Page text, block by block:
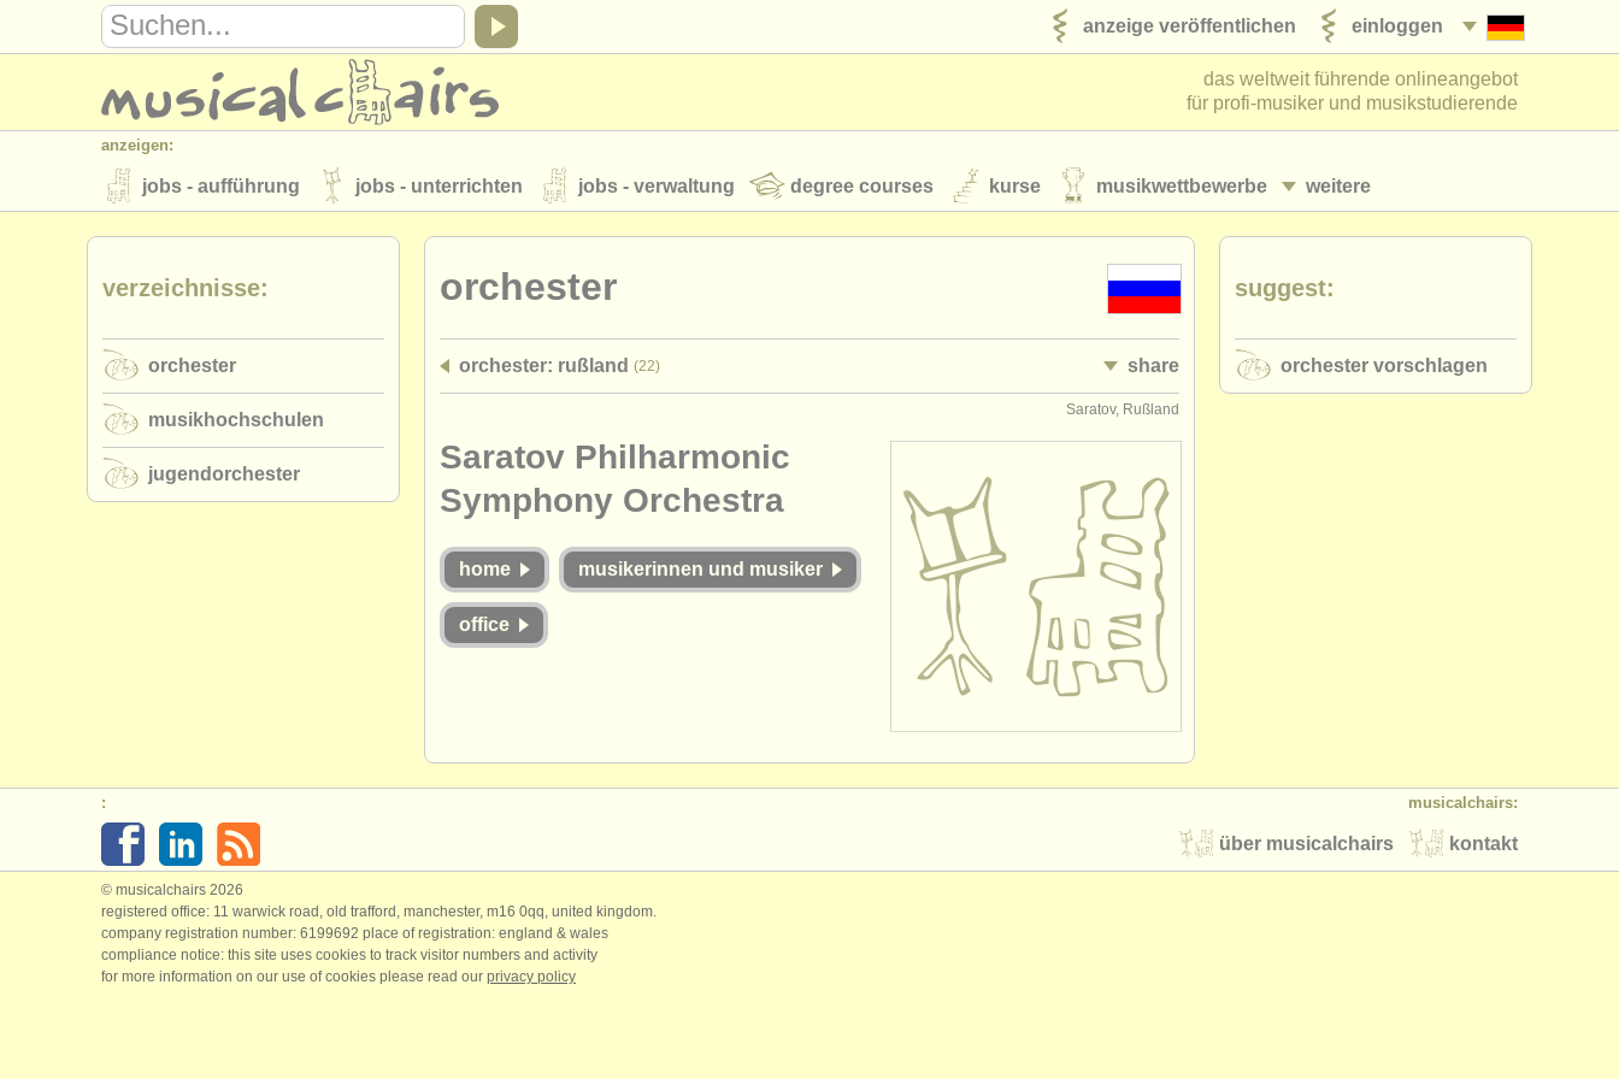
einloggen
anzeige veröffentlichen
das weltweit führende onlineangebot
für profi-musiker und musikstudierende
anzeigen:
weitere
jobs - aufführung jobs - unterrichten jobs - verwaltung degree courses kurse musikwettbewerbe
instrumentenverkauf gestohlene instrumente
verzeichnisse:
musicalchairs:
verlage:
anzeige veröffentlichen find out about our ATS faq
orchester
orchester: rußland (22) share
Saratov, Rußland
Saratov Philharmonic
Symphony Orchestra
home musikerinnen und musiker
office
verzeichnisse:
orchester
musikhochschulen
jugendorchester
suggest:
orchester vorschlagen
musicalchairs:
kontakt
über musicalchairs
:
© musicalchairs 2026
registered office: 11 warwick road, old trafford, manchester, m16 0qq, united kingdom.
company registration number: ​6199692 place of registration: england & wales
compliance notice: ​this site uses cookies to track visitor numbers and activity
for more information on our use of cookies please read our privacy policy